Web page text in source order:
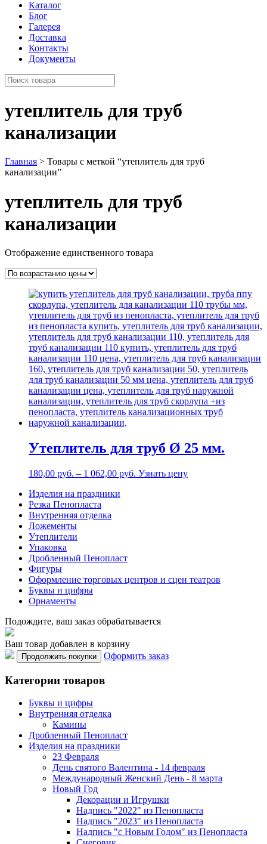
Каталог
Блог
Галерея
Доставка
Контакты
Документы
утеплитель для труб
канализации
Главная > Товары с меткой “утеплитель для труб
канализации”
утеплитель для труб
канализации
Отображение единственного товара
Утеплитель для труб Ø 25 мм.
180,00 руб. – 1 062,00 руб. Узнать цену
Изделия на праздники
Резка Пенопласта
Внутренняя отделка
Ложементы
Утеплители
Упаковка
Дробленный Пенопласт
Фигуры
Оформление торговых центров и сцен театров
Буквы и цифры
Орнаменты
Подождите, ваш заказ обрабатывается
Ваш товар добавлен в корзину
Продолжить покупки Оформить заказ
Категории товаров
Буквы и цифры
Внутренняя отделка
Камины
Дробленный Пенопласт
Изделия на праздники
23 Февраля
День святого Валентина - 14 февраля
Международный Женский День - 8 марта
Новый Год
Декорации и Игрушки
Надпись "2022" из Пенопласта
Надпись "2023" из Пенопласта
Надпись "с Новым Годом" из Пенопласта